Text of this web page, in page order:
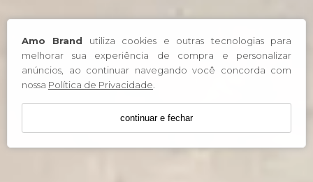
Amo Brand utiliza cookies e outras tecnologias para
melhorar sua experiência de compra e personalizar
anúncios, ao continuar navegando você concorda com
nossa Política de Privacidade
continuar e fechar